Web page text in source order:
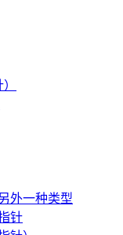
外一种类型
针